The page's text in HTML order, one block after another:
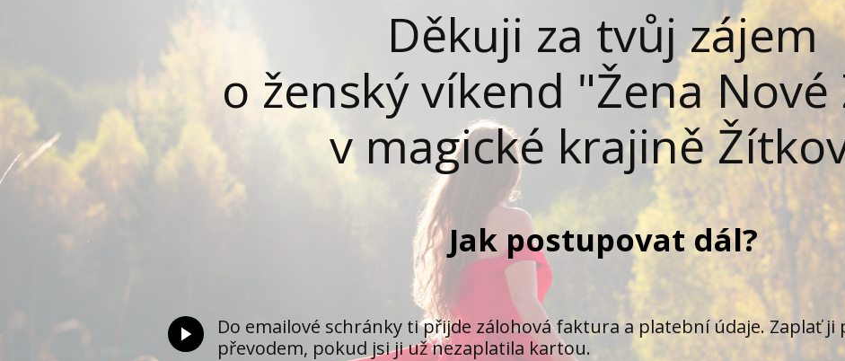
Děkuji za tvůj zájem
o ženský víkend "Žena
v magické krajině
Jak postupovat dál?
Do emailové schránky ti přijde zálohová faktura a platební údaje. Zaplať
převodem, pokud jsi ji už nezaplatila kartou.